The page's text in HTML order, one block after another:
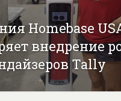
Homebase
внедрение
Tally